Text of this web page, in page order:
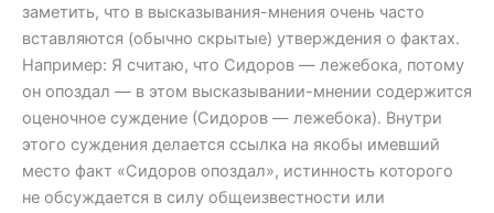
заметить, что в высказывания-мнения очень часто
вставляются (обычно скрытые) утверждения о фактах.
Например: Я считаю, что Сидоров — лежебока, потому
он опоздал — в этом высказывании-мнении содержится
оценочное суждение (Сидоров — лежебока). Внутри
этого суждения делается ссылка на якобы имевший
место факт «Сидоров опоздал», истинность которого
не обсуждается в силу общеизвестности или